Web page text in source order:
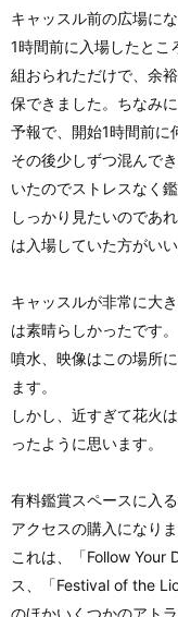
キャッスル前の広場にな
1時間前に入場したとこ
組おられただけで、余
保できました。ちなみ
予報で、開始1時間前に
その後少しずつ混んで
いたのでストレスなく鑑
しっかり見たいのであ
は入場していた方がいい
キャッスルが非常に大
は素晴らしかったです。
噴水、映像はこの場所
ます。
しかし、近すぎて花火
ったように思います。
有料鑑賞スペースに入
アクセスの購入になりま
これは、「Follow Your
ス、「Festival of the